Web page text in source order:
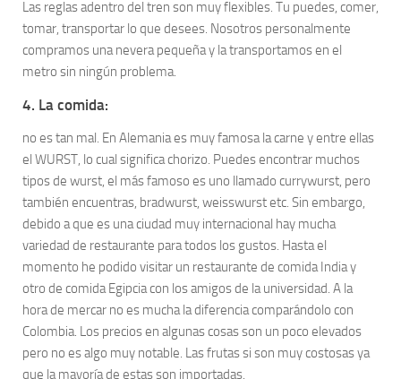
Las reglas adentro del tren son muy flexibles. Tu puedes, comer,
tomar, transportar lo que desees. Nosotros personalmente
compramos una nevera pequeña y la transportamos en el
metro sin ningún problema.
4. La comida:
no es tan mal. En Alemania es muy famosa la carne y entre ellas
el WURST, lo cual significa chorizo. Puedes encontrar muchos
tipos de wurst, el más famoso es uno llamado currywurst, pero
también encuentras, bradwurst, weisswurst etc. Sin embargo,
debido a que es una ciudad muy internacional hay mucha
variedad de restaurante para todos los gustos. Hasta el
momento he podido visitar un restaurante de comida India y
otro de comida Egipcia con los amigos de la universidad. A la
hora de mercar no es mucha la diferencia comparándolo con
Colombia. Los precios en algunas cosas son un poco elevados
pero no es algo muy notable. Las frutas si son muy costosas ya
que la mayoría de estas son importadas.